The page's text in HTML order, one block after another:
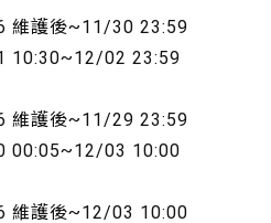
維護後~11/30 23:59
10:30~12/02 23:59
維護後~11/29 23:59
00:05~12/03 10:00
維護後~12/03 10:00